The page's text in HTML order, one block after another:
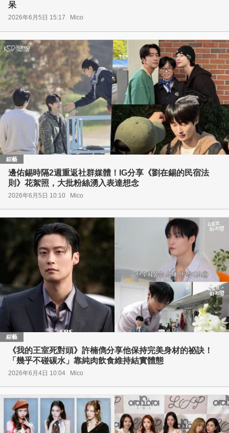
呆
2026年6月5日 15:17 Mico
綜藝
邊佑錫時隔2週重返社群媒體！IG分享《劉在錫的民宿法
則》花絮照，大批粉絲湧入表達想念
2026年6月5日 10:10 Mico
綜藝
《我的王室死對頭》許楠儁分享他保持完美身材的祕訣！
「幾乎不碰碳水」靠純肉飲食維持結實體態
2026年6月4日 10:04 Mico